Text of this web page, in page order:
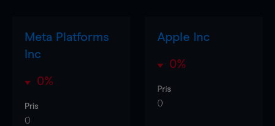
Meta Platforms
Inc
0%
Pris
0
Apple Inc
0%
Pris
0